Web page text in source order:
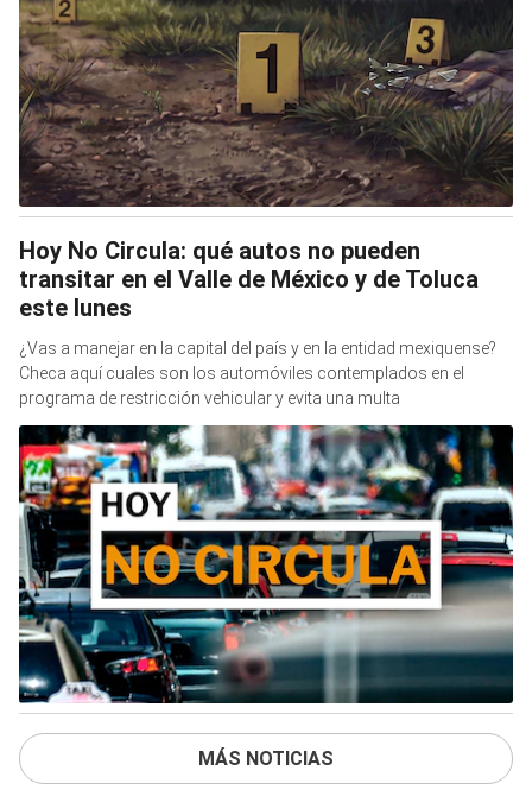
Hoy No Circula: qué autos no pueden
transitar en el Valle de México y de Toluca
este lunes
¿Vas a manejar en la capital del país y en la entidad mexiquense?
Checa aquí cuales son los automóviles contemplados en el
programa de restricción vehicular y evita una multa
MÁS NOTICIAS